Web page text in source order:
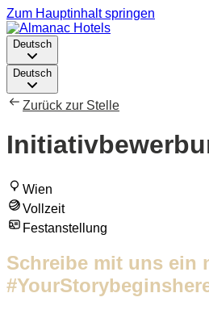
Zum Hauptinhalt springen
Deutsch
Deutsch
Zurück zur Stelle
Wien
Vollzeit
Festanstellung
Schreibe mit uns ein